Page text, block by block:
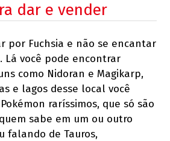
dar e vender
por Fuchsia e não se encantar
Lá você pode encontrar
como Nidoran e Magikarp,
e lagos desse local você
raríssimos, que só são
sabe em um ou outro
falando de Tauros,